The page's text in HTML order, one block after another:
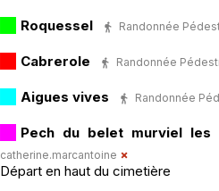
Roquessel Randonnée
Cabrerole Randonnée
Aigues vives Randonnée
Pech du belet murviel les
catherine.marcantoine
Départ en haut du cimetière